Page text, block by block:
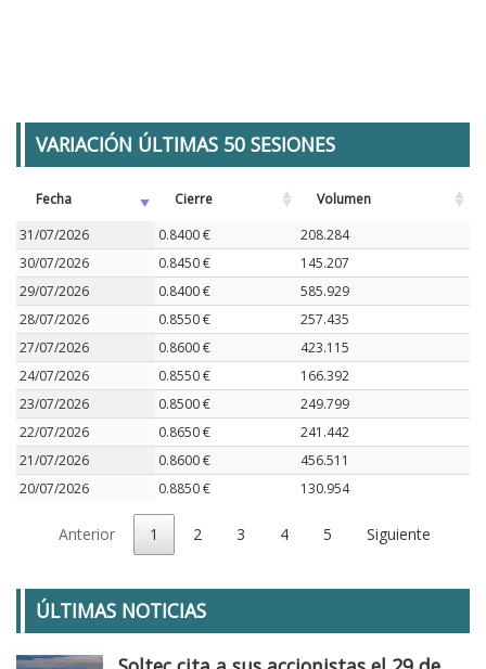
VARIACIÓN ÚLTIMAS 50 SESIONES
Fecha Cierre
Volumen
31/07/2026
0.8400 €
208.284
30/07/2026
0.8450 €
145.207
29/07/2026
0.8400 €
585.929
28/07/2026
0.8550 €
257.435
27/07/2026
0.8600 €
423.115
24/07/2026
0.8550 €
166.392
23/07/2026
0.8500 €
249.799
22/07/2026
0.8650 €
241.442
21/07/2026
0.8600 €
456.511
20/07/2026
0.8850 € 130.954
Anterior 1 2 3 4 5 Siguiente
ÚLTIMAS NOTICIAS